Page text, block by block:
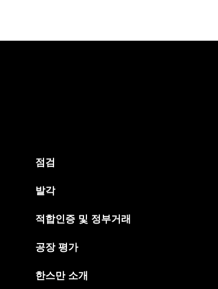
점검
발각
적합인증 및 정부거래
공장 평가
한스만 소개